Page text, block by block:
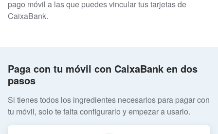
pago móvil a las que puedes vincular tus tarjetas de
CaixaBank.
Paga con tu móvil con CaixaBank en dos
pasos
Si tienes todos los ingredientes necesarios para pagar con
tu móvil, solo te falta configurarlo y empezar a usarlo.